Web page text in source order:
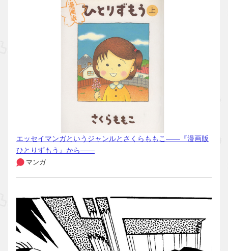
エッセイマンガというジャンルとさくらももこ――『漫画版
ひとりずもう』から――
マンガ